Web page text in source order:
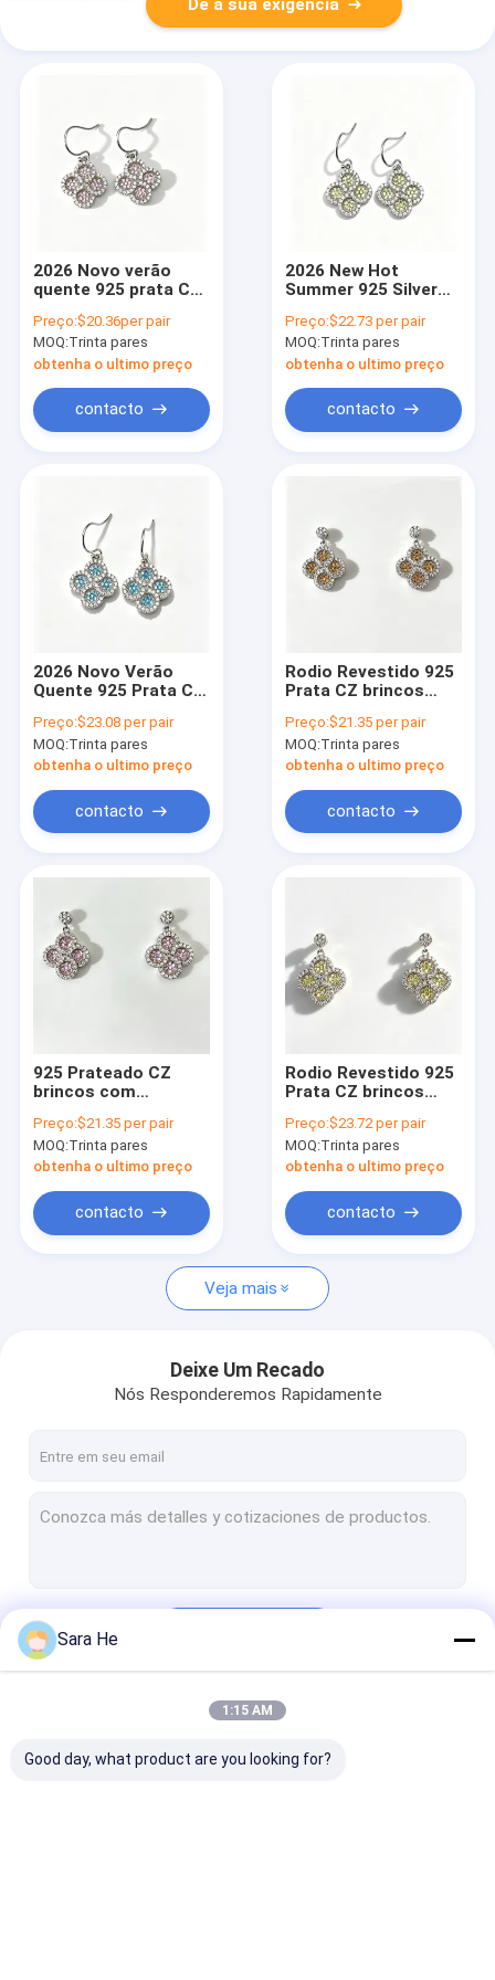
Produtos
Sobre nós
Controle da qualidade
Notícia
Casos
18K ouro Diamond Necklace
925 brincos de prata da CZ
925 anéis de prata da CZ
925 anéis de prata de pedra preciosa
Dê a sua exigência
2026 Novo verão
quente 925 prata CZ
pedras AAA CZ rosa
pêssego e branco,
brinco redondo de
flor da sorte círculo
joias banhadas a
ródio para visual
joias CZ rosa
Preço:$20.36per pair
MOQ:Trinta pares
obtenha o ultimo preço
contacto
2026 New Hot
Summer 925 Silver
Wire/Earring Hook
com Apple Verde e
Branco AAA CZ
Stones, Round Lucky
Flower Circle Earring
Jewelry Rhodium
Look, Apple Green CZ
Preço:$22.73 per pair
MOQ:Trinta pares
obtenha o ultimo preço
contacto
2026 Novo Verão
Quente 925 Prata CZ
Brincos de fio
Revestido com Rodio
Hipoalergênico
Sorteiro Design com
Aquamarinos e
CZ
Preço:$23.08 per pair
MOQ:Trinta pares
obtenha o ultimo preço
contacto
Rodio Revestido 925
Prata CZ brincos
escuro CZ pedras
redondas em forma
de flor da sorte
Preço:$21.35 per pair
MOQ:Trinta pares
obtenha o ultimo preço
contacto
925 Prateado CZ
brincos com
branco AAA CZ
pedras em redondo
Lucky Flower Circle
Hipoalergênico Ródio
revestido
Preço:$21.35 per pair
MOQ:Trinta pares
obtenha o ultimo preço
contacto
Rodio Revestido 925
Prata CZ brincos
branco AAA CZ
pedras em redondo
Lucky Flower Circle
Preço:$23.72 per pair
MOQ:Trinta pares
obtenha o ultimo preço
contacto
Veja mais
Deixe Um Recado
Nós Responderemos Rapidamente
Sara He
1:15 AM
Good day, what product are you looking for?